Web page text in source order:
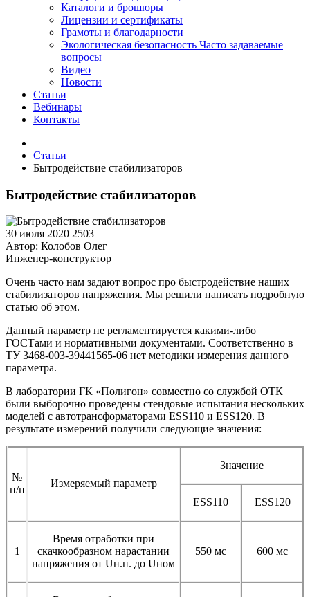
Каталоги и брошюры
Лицензии и сертификаты
Грамоты и благодарности
Экологическая безопасность Часто задаваемые
вопросы
Видео
Новости
Статьи
Вебинары
Контакты
Статьи
Бытродействие стабилизаторов
Бытродействие стабилизаторов
30 июля 2020 2503
Автор: Колобов Олег
Инженер-конструктор
Очень часто нам задают вопрос про быстродействие наших
стабилизаторов напряжения. Мы решили написать подробную
статью об этом.
Данный параметр не регламентируется какими-либо
ГОСТами и нормативными документами. Соответственно в
ТУ 3468-003-39441565-06 нет методики измерения данного
параметра.
В лаборатории ГК «Полигон» совместно со службой ОТК
были выборочно проведены стендовые испытания нескольких
моделей с автотрансформаторами ESS110 и ESS120. В
результате измерений получили следующие значения:
№
п/п
Измеряемый параметр
Значение
ESS110 ESS120
1
Время отработки при
скачкообразном нарастании
напряжения от Uн.п. до Uном
550 мс 600 мс